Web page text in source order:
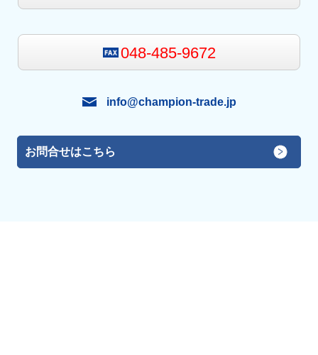
048-485-9672
info@champion-trade.jp
お問合せはこちら